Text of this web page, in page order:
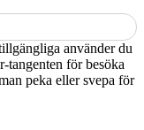
använder du
tangenten för besöka
peka eller svepa för